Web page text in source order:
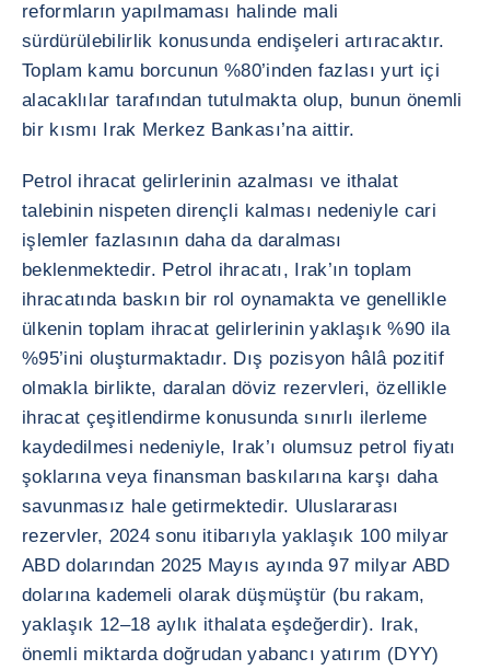
reformların yapılmaması halinde mali
sürdürülebilirlik konusunda endişeleri artıracaktır.
Toplam kamu borcunun %80’inden fazlası yurt içi
alacaklılar tarafından tutulmakta olup, bunun önemli
bir kısmı Irak Merkez Bankası’na aittir.
Petrol ihracat gelirlerinin azalması ve ithalat
talebinin nispeten dirençli kalması nedeniyle cari
işlemler fazlasının daha da daralması
beklenmektedir. Petrol ihracatı, Irak’ın toplam
ihracatında baskın bir rol oynamakta ve genellikle
ülkenin toplam ihracat gelirlerinin yaklaşık %90 ila
%95’ini oluşturmaktadır. Dış pozisyon hâlâ pozitif
olmakla birlikte, daralan döviz rezervleri, özellikle
ihracat çeşitlendirme konusunda sınırlı ilerleme
kaydedilmesi nedeniyle, Irak’ı olumsuz petrol fiyatı
şoklarına veya finansman baskılarına karşı daha
savunmasız hale getirmektedir. Uluslararası
rezervler, 2024 sonu itibarıyla yaklaşık 100 milyar
ABD dolarından 2025 Mayıs ayında 97 milyar ABD
dolarına kademeli olarak düşmüştür (bu rakam,
yaklaşık 12–18 aylık ithalata eşdeğerdir). Irak,
önemli miktarda doğrudan yabancı yatırım (DYY)